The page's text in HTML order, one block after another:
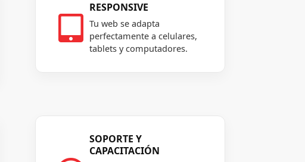

RESPONSIVE
Tu web se adapta
perfectamente a celulares,
tablets y computadores.
SOPORTE Y
CAPACITACIÓN